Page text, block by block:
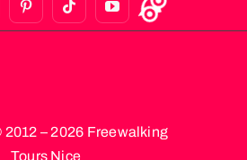
– 2026 Freewalking
Tours Nice